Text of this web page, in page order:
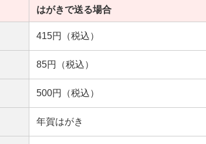
はがきで送る場合
415円（税込）
85円（税込）
500円（税込）
年賀はがき